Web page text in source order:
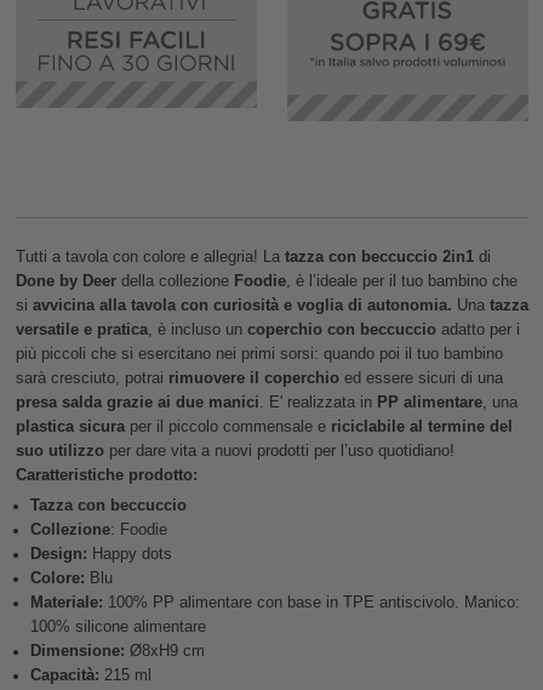
Tutti a tavola con colore e allegria! Latazza con beccuccio 2in1di
Done by Deerdella collezione Foodie, è l’ideale per il tuo bambino che
si avvicina alla tavola con curiosità e voglia di autonomia. Unatazza
versatile e pratica, è incluso un coperchio con beccuccioadatto per i
più piccoli che si esercitano nei primi sorsi: quando poi il tuo bambino
sarà cresciuto, potrai rimuovere il coperchioed essere sicuri di una
presa salda grazie ai due manici. E' realizzata in PP alimentare, una
plastica sicuraper il piccolo commensale ericiclabile al termine del
suo utilizzoper dare vita a nuovi prodotti per l’uso quotidiano!
Caratteristiche prodotto:
Tazza con beccuccio
Collezione: Foodie
Design: Happy dots
Colore: Blu
Materiale: 100% PP alimentare con base in TPE antiscivolo. Manico:
100% silicone alimentare
Dimensione: Ø8xH9 cm
Capacità: 215 ml